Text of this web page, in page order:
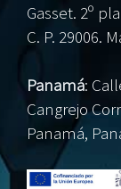
Gasset. 2º
C. P. 29006.
Panamá:
Cangrejo
Panamá,